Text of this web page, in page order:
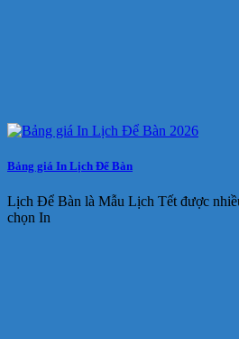
Bảng giá In Lịch Để Bàn
Lịch Để Bàn là Mẫu Lịch Tết được
chọn In